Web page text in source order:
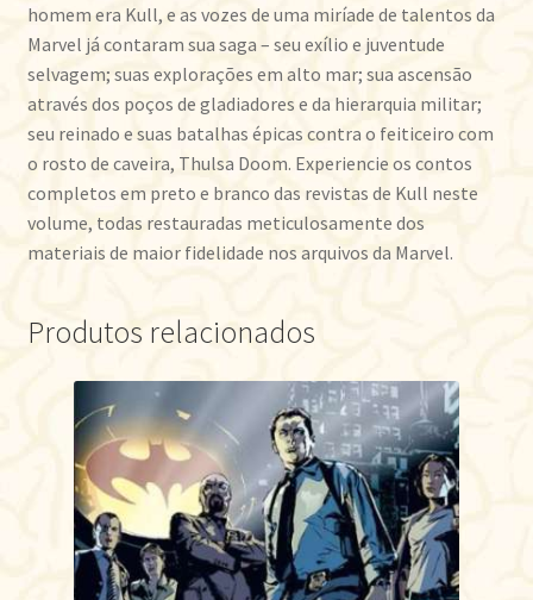
homem era Kull, e as vozes de uma miríade de talentos da
Marvel já contaram sua saga – seu exílio e juventude
selvagem; suas explorações em alto mar; sua ascensão
através dos poços de gladiadores e da hierarquia militar;
seu reinado e suas batalhas épicas contra o feiticeiro com
o rosto de caveira, Thulsa Doom. Experiencie os contos
completos em preto e branco das revistas de Kull neste
volume, todas restauradas meticulosamente dos
materiais de maior fidelidade nos arquivos da Marvel.
Produtos relacionados